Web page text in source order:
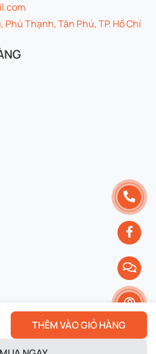
THÊM VÀO GIỎ HÀNG
Phú Thạnh, Tân Phú, TP. Hồ Chí